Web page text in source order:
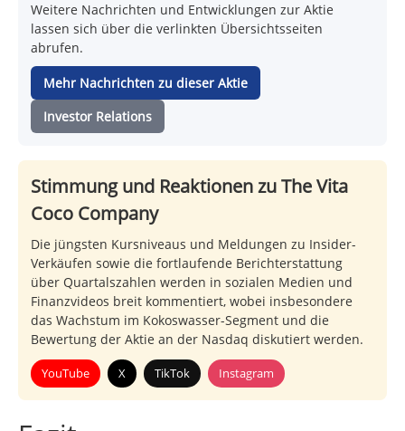
Weitere Nachrichten und Entwicklungen zur Aktie
lassen sich über die verlinkten Übersichtsseiten
abrufen.
Mehr Nachrichten zu dieser Aktie
Investor Relations
Stimmung und Reaktionen zu The Vita
Coco Company
Die jüngsten Kursniveaus und Meldungen zu Insider-
Verkäufen sowie die fortlaufende Berichterstattung
über Quartalszahlen werden in sozialen Medien und
Finanzvideos breit kommentiert, wobei insbesondere
das Wachstum im Kokoswasser-Segment und die
Bewertung der Aktie an der Nasdaq diskutiert werden.
YouTube X TikTok Instagram